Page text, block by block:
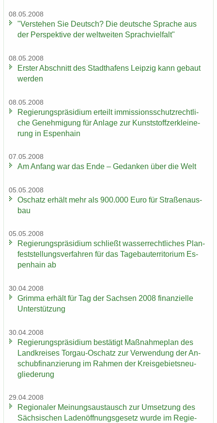
08.05.2008
"Ver­ste­hen Sie Deutsch? Die deut­sche Spra­che aus
der Per­spek­ti­ve der welt­wei­ten Sprach­viel­falt"
08.05.2008
Ers­ter Ab­schnitt des Stadt­ha­fens Leip­zig kann ge­baut
wer­den
08.05.2008
Re­gie­rungs­prä­si­di­um er­teilt im­mis­si­ons­schutz­recht­li­
che Ge­neh­mi­gung für An­la­ge zur Kunst­stoff­zer­klei­ne­
rung in Es­pen­hain
07.05.2008
Am An­fang war das Ende – Ge­dan­ken über die Welt
05.05.2008
Oschatz er­hält mehr als 900.000 Euro für Stra­ßen­aus­
bau
05.05.2008
Re­gie­rungs­prä­si­di­um schließt was­ser­recht­li­ches Plan­
fest­stel­lungs­ver­fah­ren für das Ta­ge­bau­ter­ri­to­ri­um Es­
pen­hain ab
30.04.2008
Grim­ma er­hält für Tag der Sach­sen 2008 fi­nan­zi­el­le
Un­ter­stüt­zung
30.04.2008
Re­gie­rungs­prä­si­di­um be­stä­tigt Maß­nah­me­plan des
Land­krei­ses Torgau-​Oschatz zur Ver­wen­dung der An­
schub­fi­nan­zie­rung im Rah­men der Kreis­ge­biets­neu­
glie­de­rung
29.04.2008
Re­gio­na­ler Mei­nungs­aus­tausch zur Um­set­zung des
Säch­si­schen La­den­öff­nungs­ge­setz wurde im Re­gie­